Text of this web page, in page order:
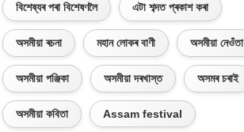
বিশেষ্যৰ পৰা বিশেষণলৈ এটা শব্দত প্ৰকাশ কৰা
অসমীয়া ৰচনা মহান লোকৰ বাণী অসমীয়া নেওঁতা
অসমীয়া পঞ্জিকা অসমীয়া দৰখাস্ত অসমৰ চৰাই
অসমীয়া কবিতা Assam festival